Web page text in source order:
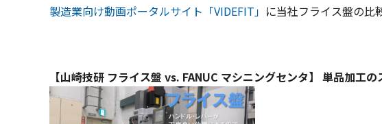
製造業向け動画ポータルサイト「VIDEFIT」 に当社フライス盤の比
【山崎技研 フライス盤 vs. FANUC マシニングセンタ】 単品加工の